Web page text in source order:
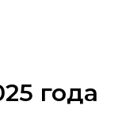
года